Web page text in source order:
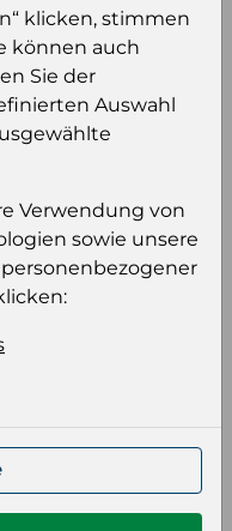
um Preise zu
zu kaufen.
für B2B Konto
ein Format für
klicken, stimmen
können auch
Sie der
Auswahl
Verwendung von
sowie unsere